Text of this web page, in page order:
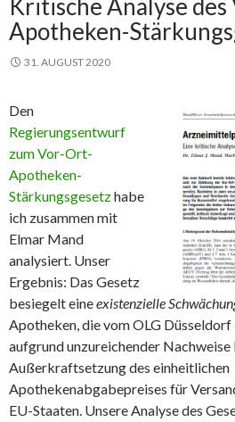
Kritische Analyse
Apotheken-
31. AUGUST 2020
Den
Regierungsentwurf
zum Vor-Ort-
Apotheken-
Stärkungsgesetzhabe
ich zusammen mit
Elmar Mand
analysiert. Unser
Ergebnis: Das Gesetz
besiegelt eineexistenzielle
Apotheken, die vom OLG
aufgrund unzureichender
Außerkraftsetzung des einheitlichen
Apothekenabgabepreises für
EU-Staaten. Unsere Analyse des